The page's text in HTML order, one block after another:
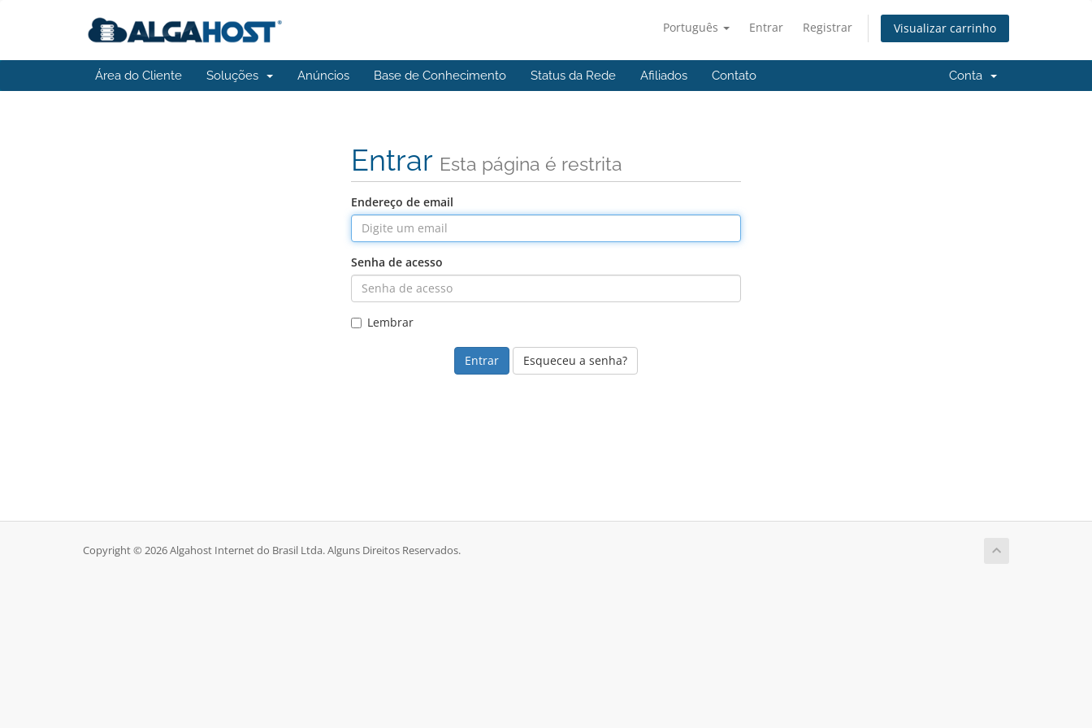
Português Entrar Registrar Visualizar carrinho
Área do Cliente Soluções Anúncios Base de Conhecimento Status da Rede Afiliados Contato Conta
Entrar Esta página é restrita
Endereço de email
Senha de acesso
Lembrar
Esqueceu a senha?
Copyright © 2026 Algahost Internet do Brasil Ltda. Alguns Direitos Reservados.